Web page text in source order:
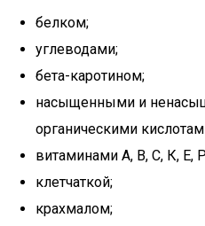
белком;
углеводами;
бета-каротином;
насыщенными и
органическими
витаминами А, В, С, К, Е,
клетчаткой;
крахмалом;